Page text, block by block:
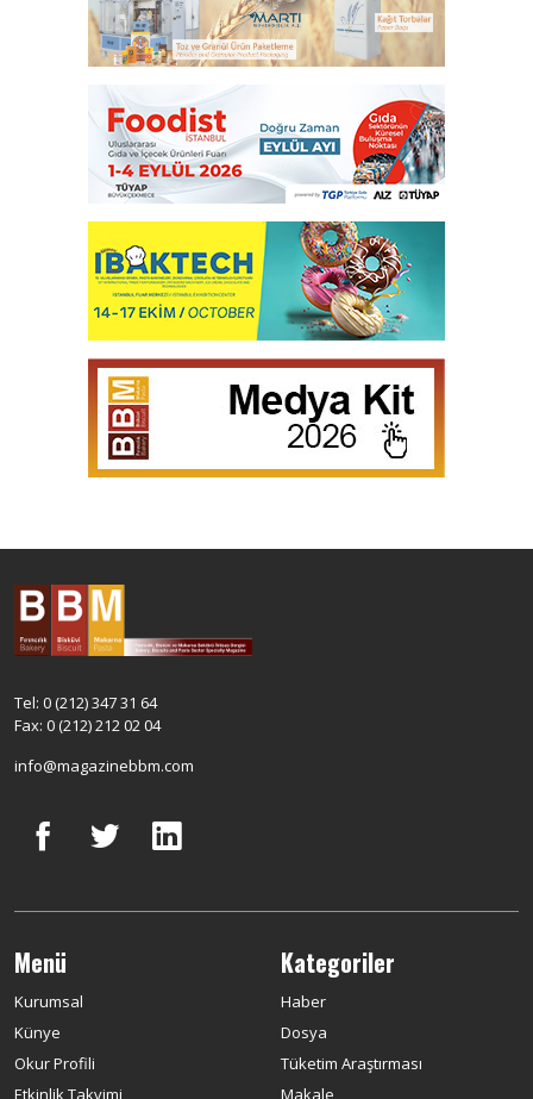
Tel: 0 (212) 347 31 64
Fax: 0 (212) 212 02 04
info@magazinebbm.com
Menü
Kurumsal
Künye
Okur Profili
Etkinlik Takvimi
Kategoriler
Haber
Dosya
Tüketim Araştırması
Makale